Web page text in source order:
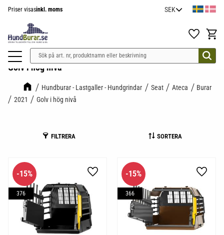
Priser visasinkl. moms
Favoriter
Golv i hög nivå
Hundburar - Lastgaller - Hundgrindar Seat Ateca
Burar
2021
Golv i hög nivå
FILTRERA SORTERA
15%
376
Lägg till i favoriter
15%
366
Lägg